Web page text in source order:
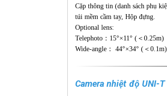
Cặp thông tin (danh sách phụ
túi mềm cầm tay, Hộp đựng.
Optional lens:
Telephoto：15°×11° (＜0.25m)
Wide-angle： 44°×34° (＜0.1m)
Camera nhiệt độ UNI-